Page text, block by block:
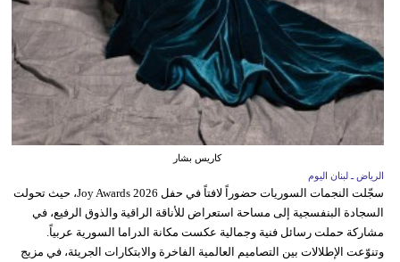
كاريس بشار
الرياض ـ لبنان اليوم
سجّلت النجمات السوريات حضوراً لافتاً في حفل Joy Awards 2026، حيث تحولت
السجادة البنفسجية إلى مساحة استعراض للأناقة الراقية والذوق الرفيع، في
مشاركة حملت رسائل فنية وجمالية عكست مكانة الدراما السورية عربياً.
وتنوّعت الإطلالات بين التصاميم العالمية الفاخرة والابتكارات الجريئة، في مزيج